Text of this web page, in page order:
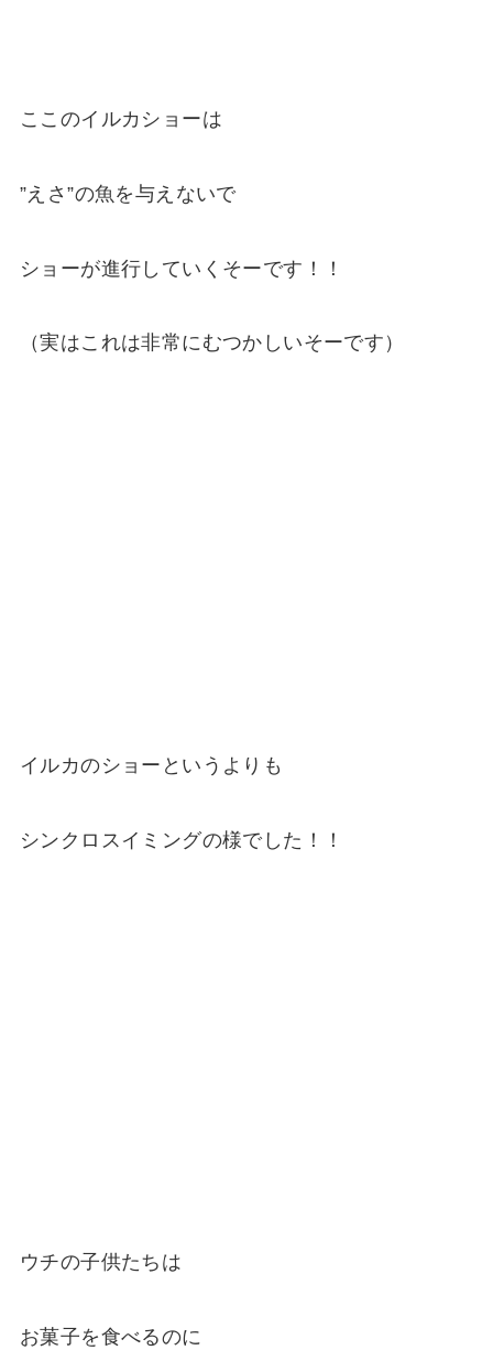
ここのイルカショーは
”えさ”の魚を与えないで
ショーが進行していくそーです！！
（実はこれは非常にむつかしいそーです）
イルカのショーというよりも
シンクロスイミングの様でした！！
ウチの子供たちは
お菓子を食べるのに